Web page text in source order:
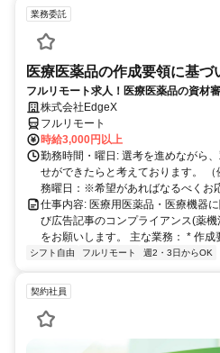
業務委託
医療医薬品の作成要領に基づ
フルリモート求人！医療医薬品の資材
株式会社EdgeX
フルリモート
時給3,000円以上
勤務時間・曜日: 選考を進めながら
せができたらと考えております。
務曜日：※希望があればなるべくお
仕事内容: 医療用医薬品・医療機器
び広告記事のコンプライアンス(薬
をお願いします。 主な業務： * 作
シフト自由 フルリモート 週2・3日からOK
契約社員